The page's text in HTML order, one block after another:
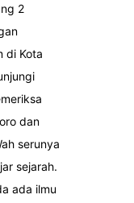
2
di Kota
dan
serunya
sejarah.
ada ilmu